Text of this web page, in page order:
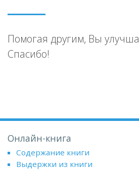
Помогая другим, Вы
Спасибо!
Онлайн-книга
Содержание книги
Выдержки из книги